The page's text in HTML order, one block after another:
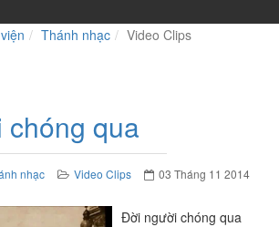
Thánh nhạc Video Clips
qua
nhạc Video Clips 03 Tháng 11 2014
Đời người chóng qua